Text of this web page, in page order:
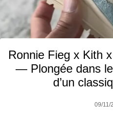
Ronnie Fieg x Kith
— Plongée dans
d’un
09/11/